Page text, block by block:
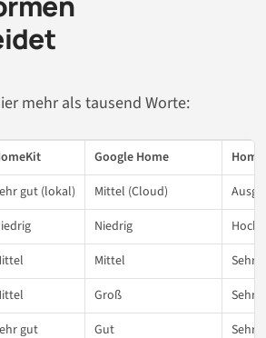
mehr als tausend Worte:
Google Home
gut (lokal) Mittel (Cloud)
Niedrig
Hoch
Mittel
Sehr
Groß
Sehr
gut Gut
Sehr